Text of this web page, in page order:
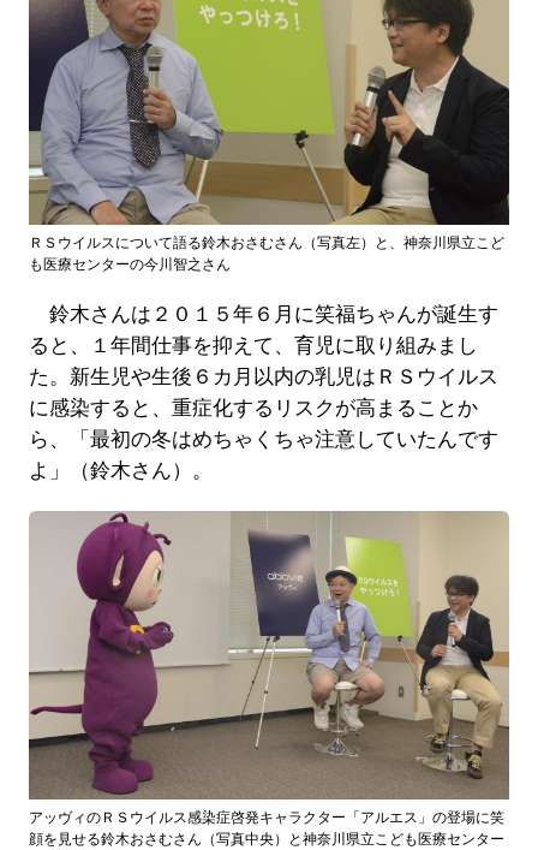
ＲＳウイルスについて語る鈴木おさむさん（写真左）と、神奈川県立こど
も医療センターの今川智之さん
鈴木さんは２０１５年６月に笑福ちゃんが誕生す
ると、１年間仕事を抑えて、育児に取り組みまし
た。新生児や生後６カ月以内の乳児はＲＳウイルス
に感染すると、重症化するリスクが高まることか
ら、「最初の冬はめちゃくちゃ注意していたんです
よ」（鈴木さん）。
アッヴィのＲＳウイルス感染症啓発キャラクター「アルエス」の登場に笑
顔を見せる鈴木おさむさん（写真中央）と神奈川県立こども医療センター